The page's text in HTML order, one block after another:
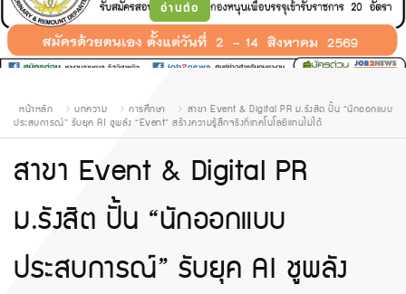
อ่านต่อ
หน้าหลัก บทความ การศึกษา
สาขา Event & Digital PR ม.รังสิต ปั้น “นักออกแบบ
ประสบการณ์” รับยุค AI ชูพลัง “Event” สร้างความรู้สึกจริงที่เทคโนโลยีแทนไม่ได้
สาขา Event & Digital PR
ม.รังสิต ปั้น “นักออกแบบ
ประสบการณ์” รับยุค AI ชูพลัง